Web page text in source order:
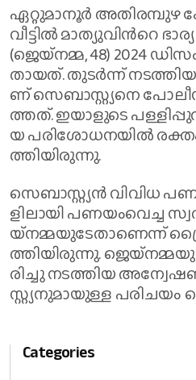
ഏ​റ്റു​മാ​നൂ​ര്‍ അ​തി​ര​മ്പു​ഴ
വീ​ട്ടി​ല്‍ മാ​ത്യു​വി​ന്‍റെ
(ജെ​യ്ന​മ്മ, 48) 2024
താ​യ​ത്. തു​ട​ർ​ന്ന്
ണ് സെ​ബാ​സ്റ്റ്യ​നെ
ത്ത​ത്. ഇ​യാ​ളു​ടെ
യ പ​രി​ശോ​ധ​ന​യി​ൽ
ത്തി​യി​രു​ന്നു.
സെ​ബാ​സ്റ്റ്യ​ന്‍ വി​വി​ധ
ളി​ലാ​യി പ​ണ​യം​വെ​ച്ച
യ്‌​ന​മ്മ​യു​ടേ​താ​ണെ​ന്ന്
ത്തി​യി​രു​ന്നു.
രി​ച്ചു ന​ട​ത്തി​യ
സ്റ്റ്യ​നു​മാ​യു​ള്ള പ​രി​ച​യം
Categories